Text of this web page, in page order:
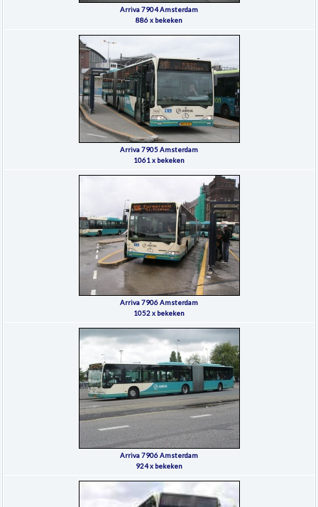
Arriva 7904 Amsterdam
886 x bekeken
Arriva 7905 Amsterdam
1061 x bekeken
Arriva 7906 Amsterdam
1052 x bekeken
Arriva 7906 Amsterdam
924 x bekeken